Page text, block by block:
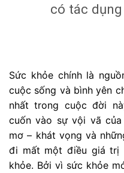
có tác
Sức khỏe chính là
cuộc sống và bình yên
nhất trong cuộc đời
cuốn vào sự vội vã
mơ – khát vọng và
đi mất một điều giá trị
khỏe. Bởi vì sức khỏe